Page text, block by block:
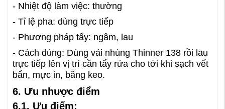
- Nhiệt độ làm việc: thường
- Tỉ lệ pha: dùng trực tiếp
- Phương pháp tẩy: ngâm, lau
- Cách dùng: Dùng vải nhúng Thinner 138 rồi lau
trực tiếp lên vị trí cần tẩy rửa cho tới khi sạch vết
bẩn, mực in, băng keo.
6. Ưu nhược điểm
6.1. Ưu điểm: